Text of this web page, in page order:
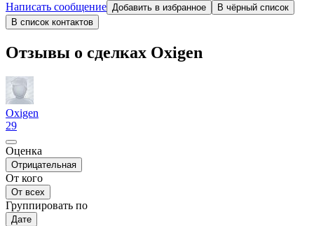
Написать сообщение Добавить в избранное
В чёрный список
В список контактов
Отзывы о сделках Oxigen
Oxigen
29
Оценка
Отрицательная
От кого
От всех
Группировать по
Дате